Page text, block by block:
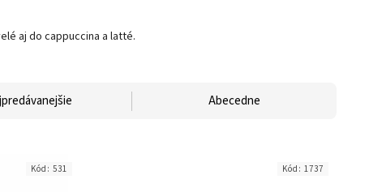
aj do cappuccina a latté.
Abecedne
Kód: 531 Kód: 1737